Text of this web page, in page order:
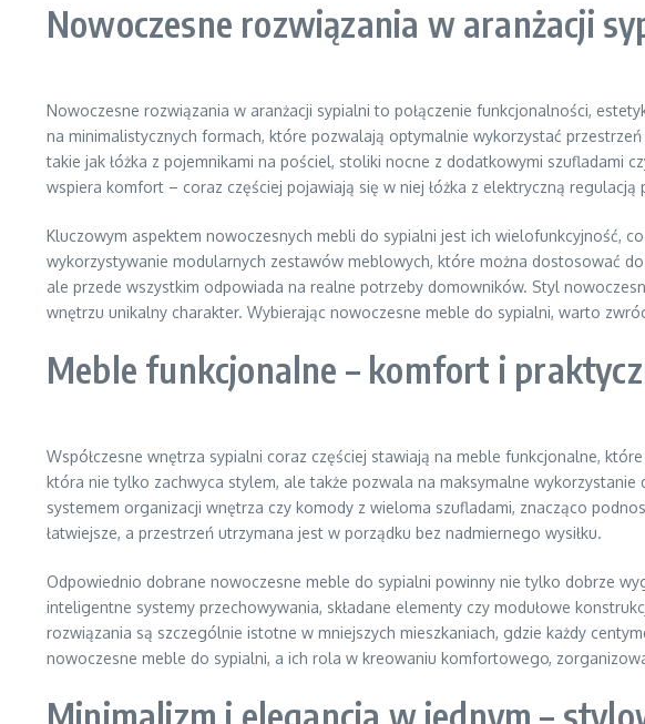
Nowoczesne rozwiązania w aranżacji
Nowoczesne rozwiązania w aranżacji sypialni to połączenie funkcjonalności,
na minimalistycznych formach, które pozwalają optymalnie wykorzystać
takie jak łóżka z pojemnikami na pościel, stoliki nocne z dodatkowymi szufladami
wspiera komfort – coraz częściej pojawiają się w niej łóżka z elektryczną
Kluczowym aspektem nowoczesnych mebli do sypialni jest ich wielofunkcyjność,
wykorzystywanie modularnych zestawów meblowych, które można dostosować
ale przede wszystkim odpowiada na realne potrzeby domowników. Styl
wnętrzu unikalny charakter. Wybierając nowoczesne meble do sypialni, warto
Meble funkcjonalne – komfort i
Współczesne wnętrza sypialni coraz częściej stawiają na meble funkcjonalne,
która nie tylko zachwyca stylem, ale także pozwala na maksymalne
systemem organizacji wnętrza czy komody z wieloma szufladami, znacząco
łatwiejsze, a przestrzeń utrzymana jest w porządku bez nadmiernego wysiłku.
Odpowiednio dobrane nowoczesne meble do sypialni powinny nie tylko dobrze
inteligentne systemy przechowywania, składane elementy czy modułowe
rozwiązania są szczególnie istotne w mniejszych mieszkaniach, gdzie każdy
nowoczesne meble do sypialni, a ich rola w kreowaniu komfortowego,
Minimalizm i elegancja w jednym –